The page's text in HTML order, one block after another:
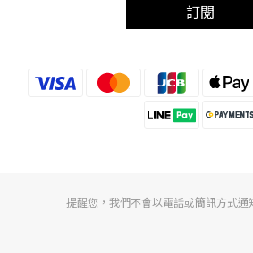
訂閱
提醒您，我們不會以電話或簡訊方式通